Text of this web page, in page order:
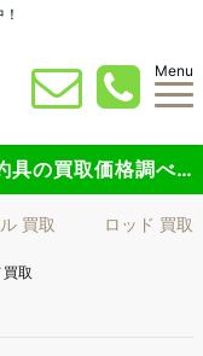
Menu
【全国対応】LIINE査定であなたの釣具の買取価格調べてみませんか？
買取 ロッド 買取
買取